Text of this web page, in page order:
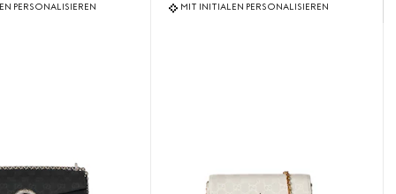
PERSONALISIEREN MIT INITIALEN PERSONALISIEREN